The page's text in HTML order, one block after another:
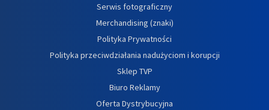
Serwis fotograficzny
Merchandising (znaki)
Polityka Prywatności
Polityka przeciwdziałania nadużyciom i korupcji
Sklep TVP
Biuro Reklamy
Oferta Dystrybucyjna